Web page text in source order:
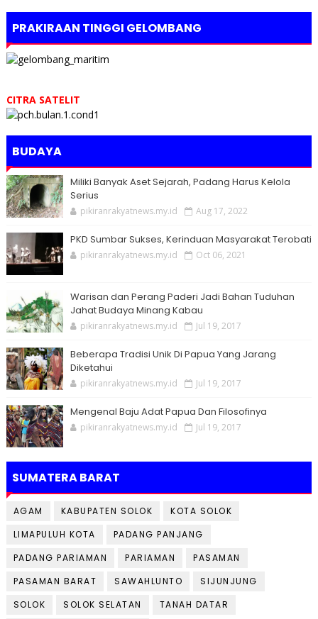
PRAKIRAAN TINGGI GELOMBANG
CITRA SATELIT
BUDAYA
Miliki Banyak Aset Sejarah, Padang Harus Kelola
Serius
pikiranrakyatnews.my.id Aug 17, 2022
PKD Sumbar Sukses, Kerinduan Masyarakat Terobati
pikiranrakyatnews.my.id Oct 06, 2021
Warisan dan Perang Paderi Jadi Bahan Tuduhan
Jahat Budaya Minang Kabau
pikiranrakyatnews.my.id Jul 19, 2017
Beberapa Tradisi Unik Di Papua Yang Jarang
Diketahui
pikiranrakyatnews.my.id Jul 19, 2017
Mengenal Baju Adat Papua Dan Filosofinya
pikiranrakyatnews.my.id Jul 19, 2017
SUMATERA BARAT
AGAM KABUPATEN SOLOK
KOTA SOLOK
LIMAPULUH KOTA
PADANG PANJANG
PADANG PARIAMAN
PARIAMAN
PASAMAN
PASAMAN BARAT
SAWAHLUNTO
SIJUNJUNG
SOLOK
SOLOK SELATAN
TANAH DATAR